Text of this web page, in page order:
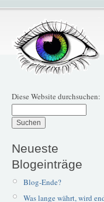
Diese Website durchsuchen:
Neueste
Blogeinträge
Blog-Ende?
Was lange währt, wird